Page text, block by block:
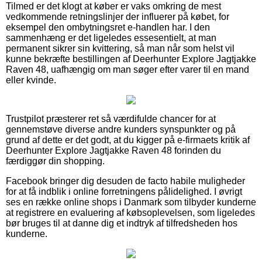
Tilmed er det klogt at køber er vaks omkring de mest
vedkommende retningslinjer der influerer på købet, for
eksempel den ombytningsret e-handlen har. I den
sammenhæng er det ligeledes essesentielt, at man
permanent sikrer sin kvittering, så man når som helst vil
kunne bekræfte bestillingen af Deerhunter Explore Jagtjakke
Raven 48, uafhængig om man søger efter varer til en mand
eller kvinde.
Trustpilot præsterer ret så værdifulde chancer for at
gennemstøve diverse andre kunders synspunkter og på
grund af dette er det godt, at du kigger på e-firmaets kritik af
Deerhunter Explore Jagtjakke Raven 48 forinden du
færdiggør din shopping.
Facebook bringer dig desuden de facto habile muligheder
for at få indblik i online forretningens pålidelighed. I øvrigt
ses en række online shops i Danmark som tilbyder kunderne
at registrere en evaluering af købsoplevelsen, som ligeledes
bør bruges til at danne dig et indtryk af tilfredsheden hos
kunderne.